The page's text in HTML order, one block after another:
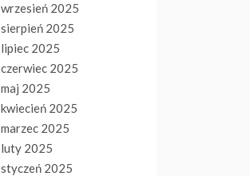
wrzesień 2025
sierpień 2025
lipiec 2025
czerwiec 2025
maj 2025
kwiecień 2025
marzec 2025
luty 2025
styczeń 2025